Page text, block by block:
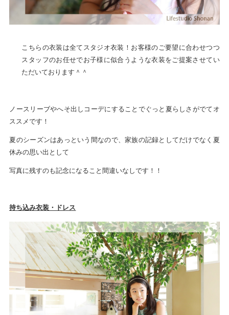
こちらの衣装は全てスタジオ衣装！お客様のご要望に合わせつつ
スタッフのお任せでお子様に似合うような衣装をご提案させてい
ただいております＾＾
ノースリーブやへそ出しコーデにすることでぐっと夏らしさがでてオ
ススメです！
夏のシーズンはあっという間なので、家族の記録としてだけでなく夏
休みの思い出として
写真に残すのも記念になること間違いなしです！！
持ち込み衣装・ドレス